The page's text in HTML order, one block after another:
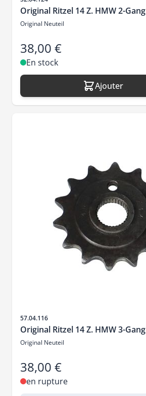
Original Ritzel 14 Z. HMW 2-Gang
Original Neuteil
38,00 €
En stock
Ajouter
SKU
57.04.116
Original Ritzel 14 Z. HMW 3-Gang
Original Neuteil
38,00 €
en rupture